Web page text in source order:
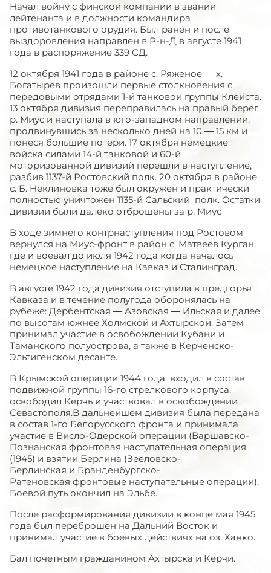
Начал войну с финской компании в звании
лейтенанта и в должности командира
противотанкового орудия. Был ранен и после
выздоровления направлен в Р-н-Д в августе 1941
года в распоряжение 339 СД.
12 октября 1941 года в районе с. Ряженое — х.
Богатырев произошли первые столкновения с
передовыми отрядами 1-й танковой группы Клейста.
13 октября дивизия переправилась на правый берег
р. Миус и наступала в юго-западном направлении,
продвинувшись за несколько дней на 10 — 15 км и
понеся большие потери. 17 октября немецкие
войска силами 14-й танковой и 60-й
моторизованной дивизий перешли в наступление,
разбив 1137-й Ростовский полк. 20 октября в районе
с. Б. Неклиновка тоже был окружен и практически
полностью уничтожен 1135-й Сальский полк. Остатки
дивизии были далеко отброшены за р. Миус
В ходе зимнего контрнаступления под Ростовом
вернулся на Миус-фронт в район с. Матвеев Курган,
где и воевал до июля 1942 года когда началось
немецкое наступление на Кавказ и Сталинград.
В августе 1942 года дивизия отступила в предгорья
Кавказа и в течение полугода оборонялась на
рубеже: Дербентская — Азовская — Ильская и далее
по высотам южнее Холмской и Ахтырской. Затем
принимал участие в освобождении Кубани и
Таманского полуострова, а также в Керченско-
Эльтигенском десанте.
В Крымской операции 1944 года входил в состав
подвижной группы 16-го стрелкового корпуса,
освободил Керчь и участвовал в освобождении
Севастополя.В дальнейшем дивизия была передана
в состав 1-го Белорусского фронта и принимала
участие в Висло-Одерской операции (Варшавско-
Познанская фронтовая наступательная операция
(1945) и взятии Берлина (Зееловско-
Берлинская и Бранденбургско-
Ратеновская фронтовые наступательные операции).
Боевой путь окончил на Эльбе.
После расформирования дивизии в конце мая 1945
года был переброшен на Дальний Восток и
принимал участие в боевых действиях на оз. Ханко.
Бал почетным гражданином Ахтырска и Керчи.